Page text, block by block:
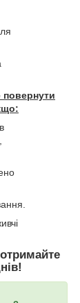
повернути